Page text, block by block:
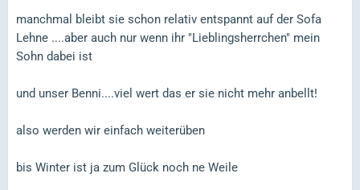
manchmal bleibt sie schon relativ entspannt auf der Sofa
Lehne ....aber auch nur wenn ihr "Lieblingsherrchen" mein
Sohn dabei ist
und unser Benni....viel wert das er sie nicht mehr anbellt!
also werden wir einfach weiterüben
bis Winter ist ja zum Glück noch ne Weile